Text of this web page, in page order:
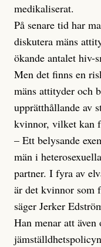
medikaliserat.
På senare tid har
diskutera mäns
ökande antalet hiv-
Men det finns en
mäns attityder och
upprätthållande av
kvinnor, vilket kan
– Ett belysande
män i
partner. I fyra av
är det kvinnor som
säger Jerker
Han menar att även